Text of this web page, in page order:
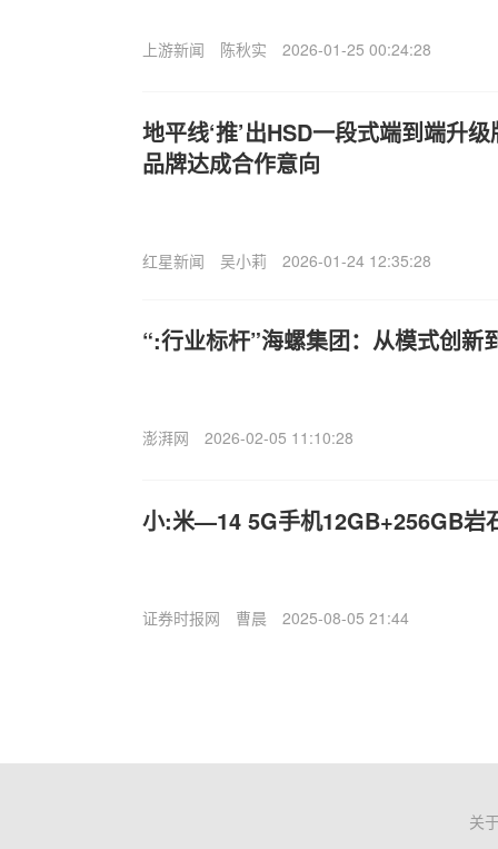
上游新闻 陈秋实 2026-01-25 00:24:28
地平线‘推’出HSD一段式端到端升
品牌达成合作意向
红星新闻 吴小莉 2026-01-24 12:35:28
“:行业标杆”海螺集团：从模式创新
澎湃网 2026-02-05 11:10:28
小:米—14 5G手机12GB+256GB岩
证券时报网 曹晨 2025-08-05 21:44
关